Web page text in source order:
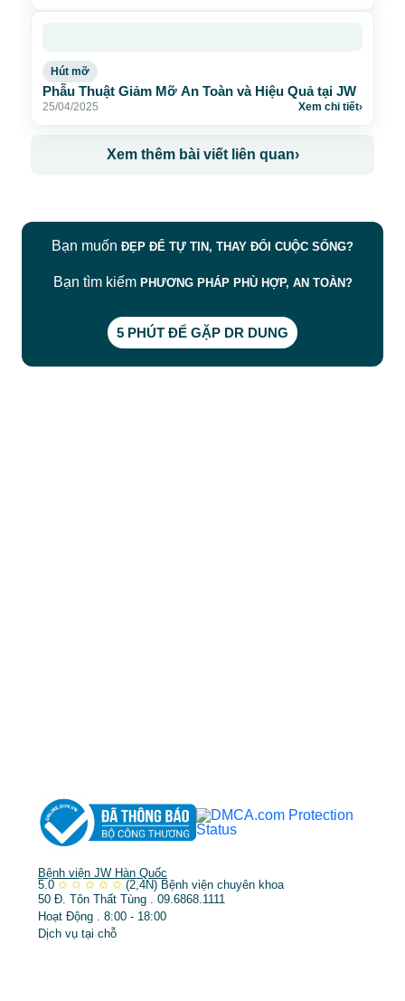
Hút mỡ
Phẫu Thuật Giảm Mỡ An Toàn và Hiệu Quả tại JW
25/04/2025 Xem chi tiết›
Xem thêm bài viết liên quan›
Bạn muốn ĐẸP ĐỂ TỰ TIN, THAY ĐỔI CUỘC SỐNG?
Bạn tìm kiếm PHƯƠNG PHÁP PHÙ HỢP, AN TOÀN?
5 PHÚT ĐỂ GẶP DR DUNG
Bệnh viện JW Hàn Quốc
5.0 ✩ ✩ ✩ ✩ ✩ (2,4N) Bệnh viện chuyên khoa
50 Đ. Tôn Thất Tùng . 09.6868.1111
Hoạt Động . 8:00 - 18:00
Dịch vụ tại chỗ